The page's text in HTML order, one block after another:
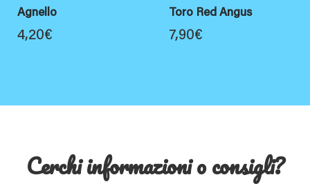
Agnello
4,20€
Toro Red Angus
7,90€
Cerchi informazioni o consigli?